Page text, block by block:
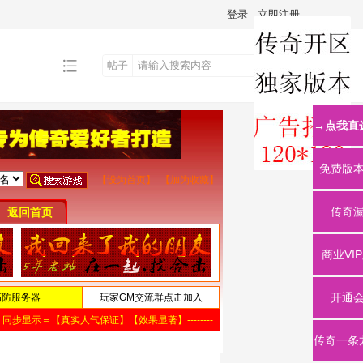
登录 立即注册
帖子
搜
索
→点我直
免费版
传奇
商业
开通
传奇一条